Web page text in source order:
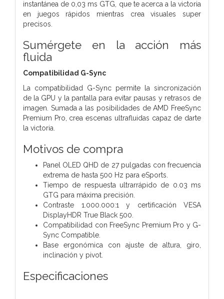
instantánea de 0,03 ms GTG, que te acerca a la victoria
en juegos rápidos mientras crea visuales super
precisos.
Sumérgete en la acción más
fluida
Compatibilidad G-Sync
La compatibilidad G-Sync permite la sincronización
de la GPU y la pantalla para evitar pausas y retrasos de
imagen. Sumada a las posibilidades de AMD FreeSync
Premium Pro, crea escenas ultrafluidas capaz de darte
la victoria.
Motivos de compra
Panel OLED QHD de 27 pulgadas con frecuencia
extrema de hasta 500 Hz para eSports.
Tiempo de respuesta ultrarrápido de 0.03 ms
GTG para máxima precisión.
Contraste 1.000.000:1 y certificación VESA
DisplayHDR True Black 500.
Compatibilidad con FreeSync Premium Pro y G-
Sync Compatible.
Base ergonómica con ajuste de altura, giro,
inclinación y pivot.
Especificaciones